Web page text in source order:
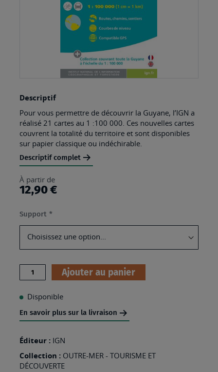
to
the
beginning
of
the
gallery
Descriptif
Pour vous permettre de découvrir la Guyane, l’IGN a
réalisé 21 cartes au 1 :100 000. Ces nouvelles cartes
couvrent la totalité du territoire et sont disponibles
sur papier classique ou indéchirable.
Descriptif complet
À partir de
12,90 €
Support (Champ
Requis)
Quantité Ajouter au panier
Disponible
En savoir plus sur la livraison
Éditeur : IGN
Collection : OUTRE-MER - TOURISME ET
DÉCOUVERTE